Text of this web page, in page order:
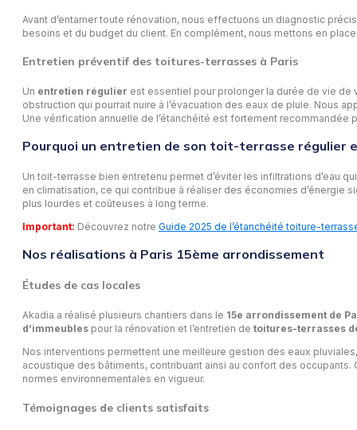
Avant d’entamer toute rénovation, nous effectuons un diagnostic
besoins et du budget du client. En complément, nous mettons en
Entretien préventif des toitures-terrasses à Paris
Un entretien régulier est essentiel pour prolonger la durée de vie
obstruction qui pourrait nuire à l’évacuation des eaux de pluie. Nous
Une vérification annuelle de l’étanchéité est fortement
Pourquoi un entretien de son toit-terrasse régulier
Un toit-terrasse bien entretenu permet d’éviter les infiltrations d’eau
en climatisation, ce qui contribue à réaliser des économies
plus lourdes et coûteuses à long terme.
Important: Découvrez notre Guide 2025 de l’étanchéité toiture-
Nos réalisations à Paris 15ème arrondissement
Études de cas locales
Akadia a réalisé plusieurs chantiers dans le 15e arrondissement de
d’immeubles pour la rénovation et l’entretien de toitures-terrasses
Nos interventions permettent une meilleure gestion des eaux
acoustique des bâtiments, contribuant ainsi au confort des
normes environnementales en vigueur.
Témoignages de clients satisfaits